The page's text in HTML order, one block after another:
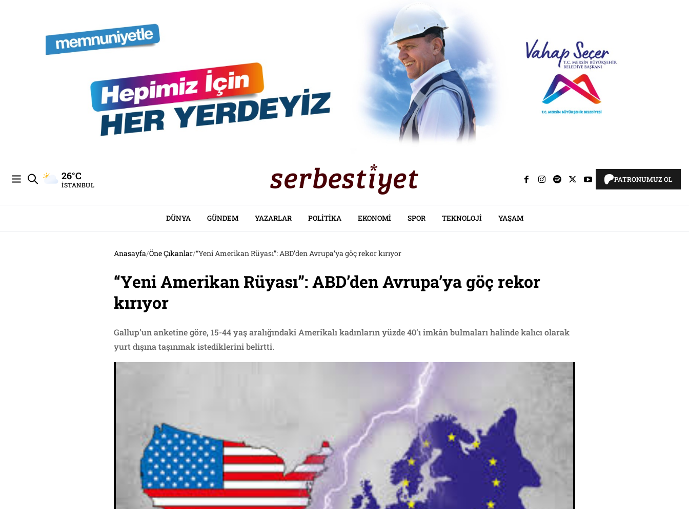
26°C
İSTANBUL
PATRONUMUZ OL
DÜNYA GÜNDEM YAZARLAR POLITIKA EKONOMI SPOR TEKNOLOJI YAŞAM
Anasayfa/Öne Çıkanlar/“Yeni Amerikan Rüyası”: ABD’den Avrupa’ya göç rekor kırıyor
“Yeni Amerikan Rüyası”: ABD’den Avrupa’ya göç rekor
kırıyor
Gallup’un anketine göre, 15-44 yaş aralığındaki Amerikalı kadınların yüzde 40’ı imkân bulmaları halinde kalıcı olarak
yurt dışına taşınmak istediklerini belirtti.